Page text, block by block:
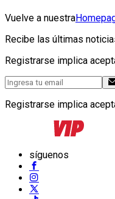
Vuelve a nuestra
Recibe las últimas
Registrarse implica
Registrarse implica
síguenos